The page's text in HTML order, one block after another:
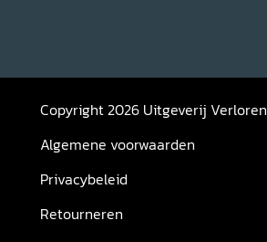
Copyright 2026 Uitgeverij Verloren
Algemene voorwaarden
Privacybeleid
Retourneren